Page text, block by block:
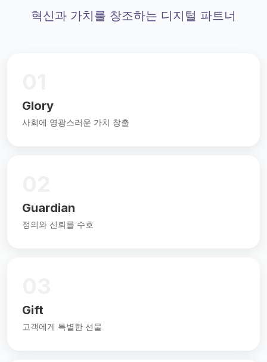
혁신과 가치를 창조하는 디지털 파트너
Glory
사회에 영광스러운 가치 창출
Guardian
정의와 신뢰를 수호
Gift
고객에게 특별한 선물